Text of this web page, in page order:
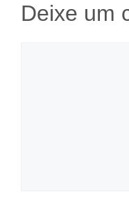
Deixe um